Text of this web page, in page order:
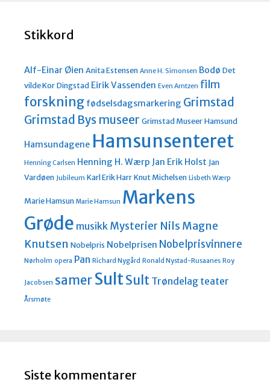
Stikkord
Alf-Einar Øien Anita Estensen Anne H. Simonsen Bodø Det
vilde KorDingstad Eirik Vassenden Even Arntzen film
forskning fødselsdagsmarkering Grimstad
Grimstad Bys museer Grimstad MuseerHamsund
Hamsundagene Hamsunsenteret
Henning Carlsen Henning H. Wærp Jan Erik Holst Jan
Vardøen Jubileum Karl Erik HarrKnut Michelsen Lisbeth Wærp
Marie Hamsun Marie Hamsun Markens
Grøde musikk Mysterier Nils Magne
Knutsen Nobelpris Nobelprisen Nobelprisvinnere
Nørholm opera Pan Richard Nygård Ronald Nystad-Rusaanes Roy
Jacobsen samerSultSult Trøndelag teater
Årsmøte
Siste kommentarer